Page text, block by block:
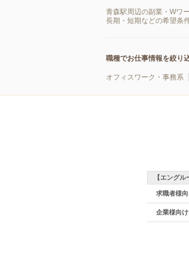
青森駅周辺の副業・Wワ
長期・短期などの希望条
職種でお仕事情報を絞り
オフィスワーク・事務系
【エング
求職者様
企業様向